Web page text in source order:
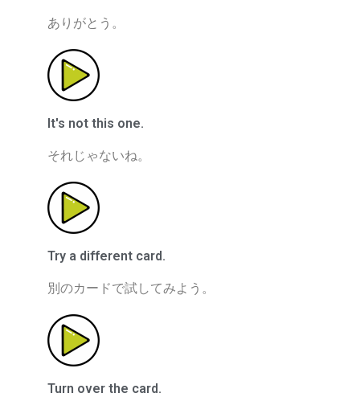
ありがとう。
It's not this one.
それじゃないね。
Try a different card.
別のカードで試してみよう。
Turn over the card.